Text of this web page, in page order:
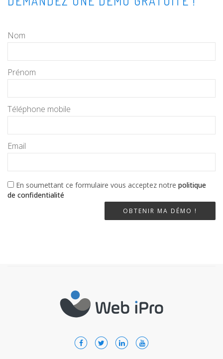
Nom
Prénom
Téléphone mobile
Email
En soumettant ce formulaire vous acceptez notre politique
de confidentialité